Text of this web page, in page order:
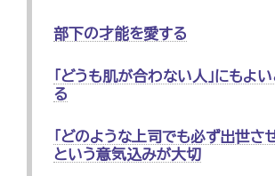
部下の才能を愛する
「どうも肌が合わない人」にもよ
る
「どのような上司でも必ず出世さ
という意気込みが大切